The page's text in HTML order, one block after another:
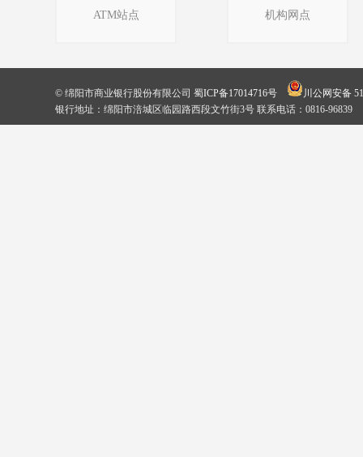
ATM站点 机构网点
© 绵阳市商业银行股份有限公司 蜀ICP备17014716号
川公网安备
银行地址：绵阳市涪城区临园路西段文竹街3号 联系电话：0816-96839